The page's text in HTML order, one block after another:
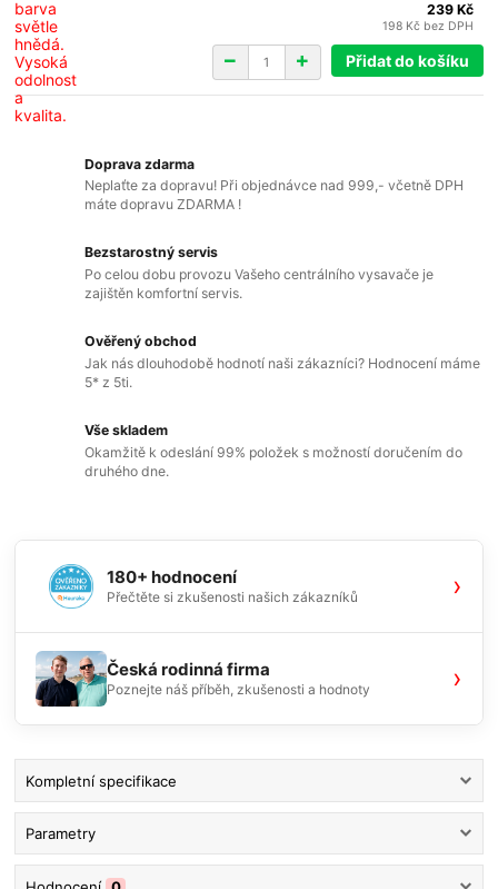
239 Kč
198 Kč bez DPH
Přidat do košíku
Doprava zdarma
Neplaťte za dopravu! Při objednávce nad 999,- včetně DPH
máte dopravu ZDARMA !
Bezstarostný servis
Po celou dobu provozu Vašeho centrálního vysavače je
zajištěn komfortní servis.
Ověřený obchod
Jak nás dlouhodobě hodnotí naši zákazníci? Hodnocení máme
5* z 5ti.
Vše skladem
Okamžitě k odeslání 99% položek s možností doručením do
druhého dne.
180+ hodnocení
Přečtěte si zkušenosti našich zákazníků ›
Česká rodinná firma
Poznejte náš příběh, zkušenosti a hodnoty ›
Kompletní specifikace
Parametry